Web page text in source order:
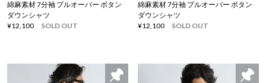
綿麻素材 7分袖 プルオーバー ボタン
ダウンシャツ
¥12,100
SOLD OUT
綿麻素材 7分袖 プルオーバー ボタン
ダウンシャツ
¥12,100
SOLD OUT